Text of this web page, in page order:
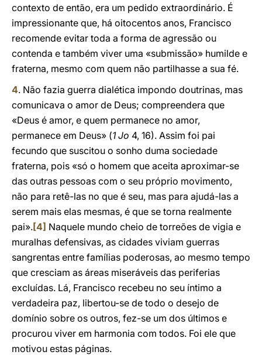
contexto de então, era um pedido extraordinário. É
impressionante que, há oitocentos anos, Francisco
recomende evitar toda a forma de agressão ou
contenda e também viver uma «submissão» humilde e
fraterna, mesmo com quem não partilhasse a sua fé.
4. Não fazia guerra dialética impondo doutrinas, mas
comunicava o amor de Deus; compreendera que
«Deus é amor, e quem permanece no amor,
permanece em Deus» (1 Jo 4, 16). Assim foi pai
fecundo que suscitou o sonho duma sociedade
fraterna, pois «só o homem que aceita aproximar-se
das outras pessoas com o seu próprio movimento,
não para retê-las no que é seu, mas para ajudá-las a
serem mais elas mesmas, é que se torna realmente
pai».[4] Naquele mundo cheio de torreões de vigia e
muralhas defensivas, as cidades viviam guerras
sangrentas entre famílias poderosas, ao mesmo tempo
que cresciam as áreas miseráveis das periferias
excluídas. Lá, Francisco recebeu no seu íntimo a
verdadeira paz, libertou-se de todo o desejo de
domínio sobre os outros, fez-se um dos últimos e
procurou viver em harmonia com todos. Foi ele que
motivou estas páginas.